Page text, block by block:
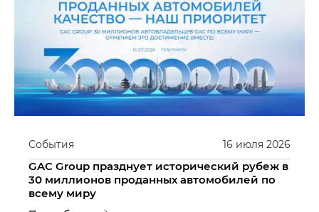
16 июля 2026
События
GAC Group празднует исторический рубеж в
30 миллионов проданных автомобилей по
всему миру